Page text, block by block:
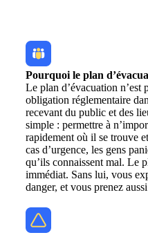
Pourquoi le plan
Le plan d’évacuation n’est
obligation réglementaire
recevant du public et des
simple : permettre à
rapidement où il se trouve
cas d’urgence, les gens
qu’ils connaissent mal. Le
immédiat. Sans lui, vous
danger, et vous prenez